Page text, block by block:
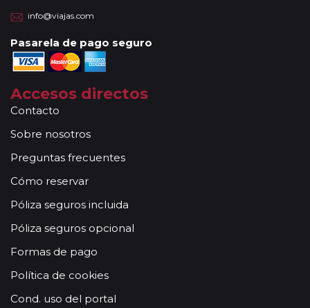
info@viajas.com
Pasarela de pago seguro
Accesos directos
Contacto
Sobre nosotros
Preguntas frecuentes
Cómo reservar
Póliza seguros incluida
Póliza seguros opcional
Formas de pago
Política de cookies
Cond. uso del portal